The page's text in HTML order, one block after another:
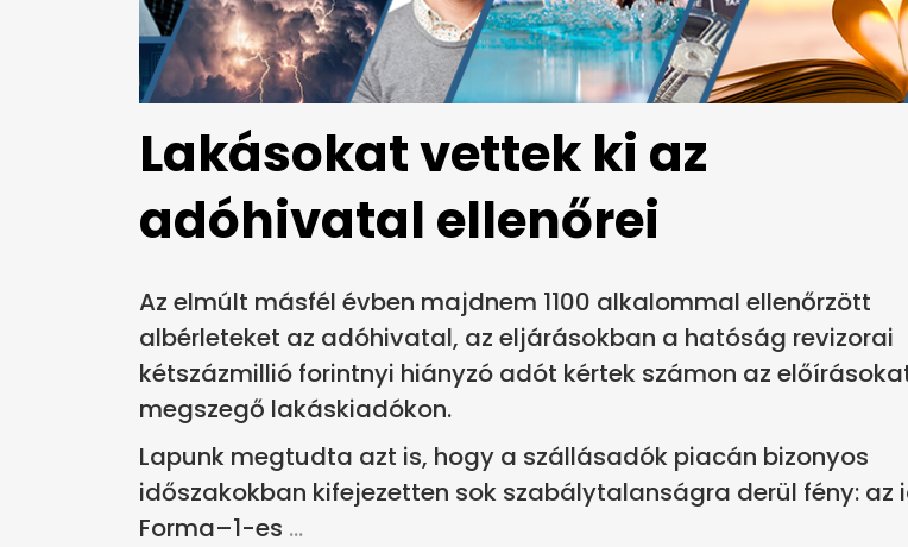
Lakásokat vettek ki az
adóhivatal ellenőrei
Az elmúlt másfél évben majdnem 1100 alkalommal ellenőrzött
albérleteket az adóhivatal, az eljárásokban a hatóság revizorai
kétszázmillió forintnyi hiányzó adót kértek számon az
megszegő lakáskiadókon.
Lapunk megtudta azt is, hogy a szállásadók piacán bizonyos
időszakokban kifejezetten sok szabálytalanságra derül fény: az
Forma–1-es